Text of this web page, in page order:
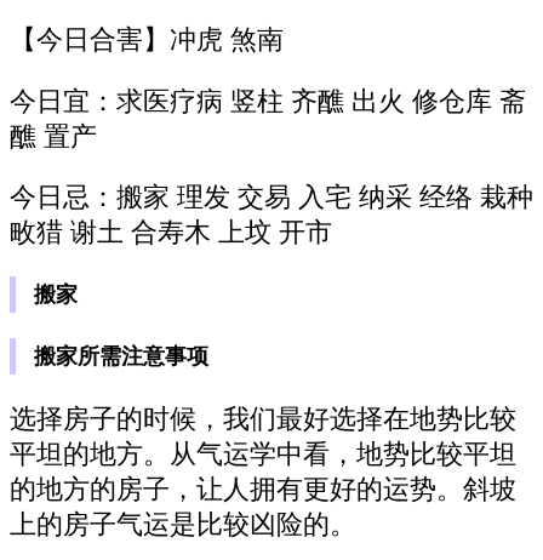
【今日合害】冲虎 煞南
今日宜：求医疗病 竖柱 齐醮 出火 修仓库 斋
醮 置产
今日忌：搬家 理发 交易 入宅 纳采 经络 栽种
畋猎 谢土 合寿木 上坟 开市
搬家
搬家所需注意事项
选择房子的时候，我们最好选择在地势比较
平坦的地方。从气运学中看，地势比较平坦
的地方的房子，让人拥有更好的运势。斜坡
上的房子气运是比较凶险的。